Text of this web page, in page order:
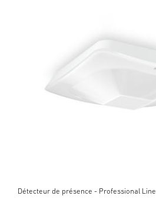
Détecteur de présence - Professional Line